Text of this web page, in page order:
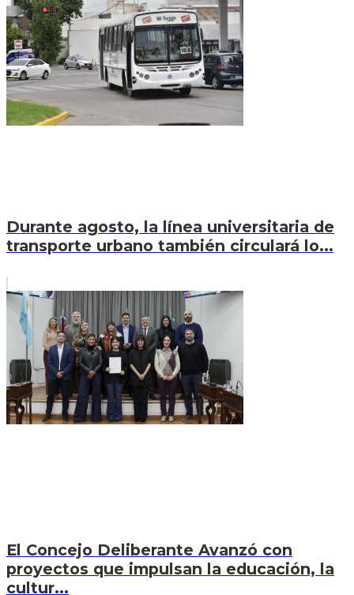
Durante agosto, la línea universitaria de
transporte urbano también circulará lo...
El Concejo Deliberante Avanzó con
proyectos que impulsan la educación, la
cultur...